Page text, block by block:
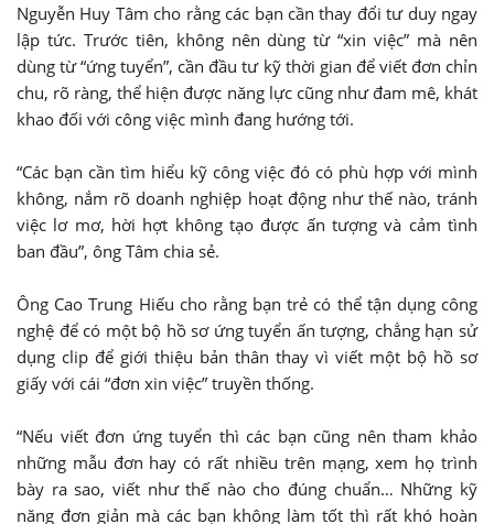
Nguyễn Huy Tâm cho rằng các bạn cần thay đổi tư duy ngay
lập tức. Trước tiên, không nên dùng từ “xin việc” mà nên
dùng từ “ứng tuyển”, cần đầu tư kỹ thời gian để viết đơn chỉn
chu, rõ ràng, thể hiện được năng lực cũng như đam mê, khát
khao đối với công việc mình đang hướng tới.
“Các bạn cần tìm hiểu kỹ công việc đó có phù hợp với mình
không, nắm rõ doanh nghiệp hoạt động như thế nào, tránh
việc lơ mơ, hời hợt không tạo được ấn tượng và cảm tình
ban đầu”, ông Tâm chia sẻ.
Ông Cao Trung Hiếu cho rằng bạn trẻ có thể tận dụng công
nghệ để có một bộ hồ sơ ứng tuyển ấn tượng, chẳng hạn sử
dụng clip để giới thiệu bản thân thay vì viết một bộ hồ sơ
giấy với cái “đơn xin việc” truyền thống.
“Nếu viết đơn ứng tuyển thì các bạn cũng nên tham khảo
những mẫu đơn hay có rất nhiều trên mạng, xem họ trình
bày ra sao, viết như thế nào cho đúng chuẩn… Những kỹ
năng đơn giản mà các bạn không làm tốt thì rất khó hoàn